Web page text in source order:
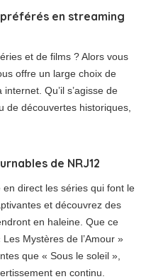
en streaming
et de films ? Alors vous
offre un large choix de
Qu’il s’agisse de
de découvertes historiques,
de NRJ12
direct les séries qui font le
et découvrez des
en haleine. Que ce
Mystères de l’Amour »
que « Sous le soleil »,
en continu.